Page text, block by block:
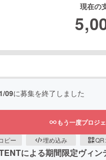
現在の
09に募集を終了しました
もう一度プロジ
ピー 埋め込み QR
による期間限定ヴィ